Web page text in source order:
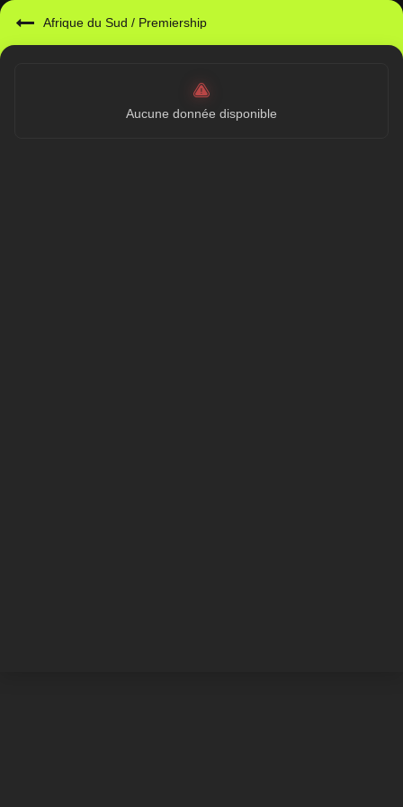
Afrique du Sud / Premiership
Aucune donnée disponible